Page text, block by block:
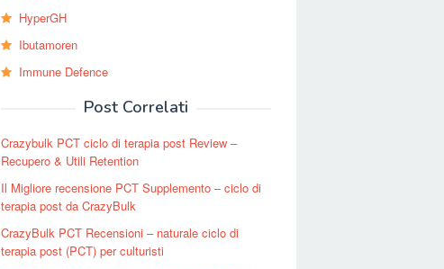
HyperGH
Ibutamoren
Immune Defence
Post Correlati
Crazybulk PCT ciclo di terapia post Review –
Recupero & Utili Retention
Il Migliore recensione PCT Supplemento – ciclo di
terapia post da CrazyBulk
CrazyBulk PCT Recensioni – naturale ciclo di
terapia post (PCT) per culturisti